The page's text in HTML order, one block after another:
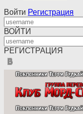
Войти Регистрация
ВОЙТИ
РЕГИСТРАЦИЯ